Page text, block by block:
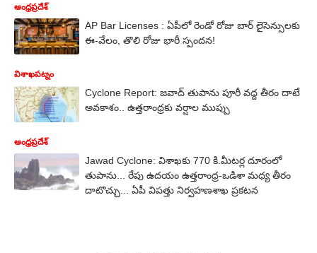
ఆంధ్రప్రదేశ్
AP Bar Licenses : ఏపీలో రెండో రోజు బార్ లైసెన్సులకు
ఈ-వేలం, తొలి రోజు భారీ స్పందన!
విశాఖపట్నం
Cyclone Report: జవాద్ తుపాను పూరీ వద్ద తీరం దాటే
అవకాశం.. ఉత్తరాంధ్రకు వర్షాల ముప్పు
ఆంధ్రప్రదేశ్
Jawad Cyclone: విశాఖకు 770 కి.మీటర్ల దూరంలో
తుపాను... రేపు ఉదయం ఉత్తరాంధ్ర-ఒడిశా మధ్య తీరం
దాటొచ్చు... ఏపీ విపత్తు నిర్వహణశాఖ ప్రకటన